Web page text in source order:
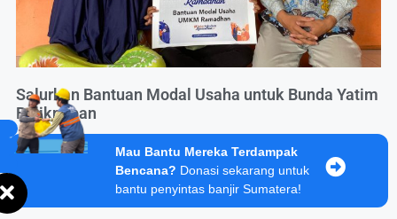
Salurkan Bantuan Modal Usaha untuk Bunda Yatim
Balikpapan
Mau Bantu Mereka Terdampak
Bencana? Donasi sekarang untuk
bantu penyintas banjir Sumatera!